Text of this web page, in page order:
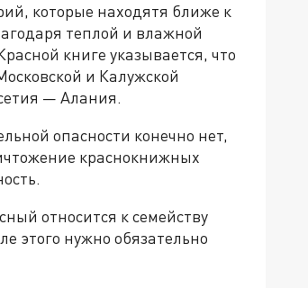
которые находятя ближе к
теплой и влажной
книге указывается, что
и Калужской
— Алания.
опасности конечно нет,
краснокнижных
относится к семейству
этого нужно обязательно